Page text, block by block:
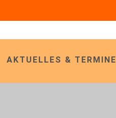
AKTUELLES & TERMINE